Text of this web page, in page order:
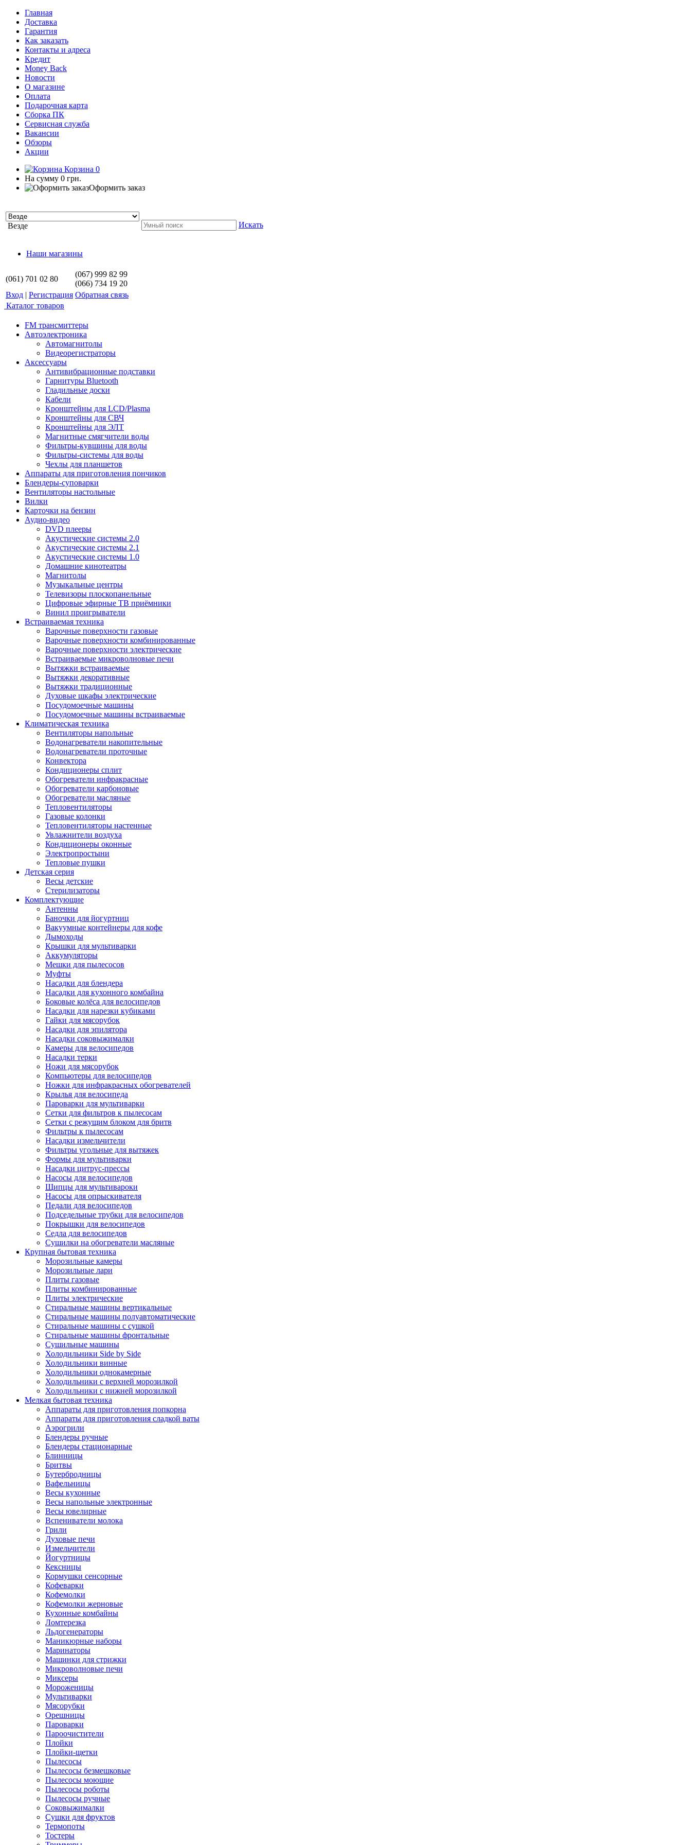
Главная
Доставка
Гарантия
Как заказать
Контакты и адреса
Кредит
Money Back
Новости
О магазине
Оплата
Подарочная карта
Сборка ПК
Сервисная служба
Вакансии
Обзоры
Акции
Корзина 0
На сумму 0 грн.
Оформить заказ
Везде Искать
Наши магазины
(061) 701 02 80
(067) 999 82 99
(066) 734 19 20
Вход | Регистрация Обратная связь
Каталог товаров
FM трансмиттеры
Автоэлектроника
Автомагнитолы
Видеорегистраторы
Аксессуары
Антивибрационные подставки
Гарнитуры Bluetooth
Гладильные доски
Кабели
Кронштейны для LCD/Plasma
Кронштейны для СВЧ
Кронштейны для ЭЛТ
Магнитные смягчители воды
Фильтры-кувшины для воды
Фильтры-системы для воды
Чехлы для планшетов
Аппараты для приготовления пончиков
Блендеры-суповарки
Вентиляторы настольные
Вилки
Карточки на бензин
Аудио-видео
DVD плееры
Акустические системы 2.0
Акустические системы 2.1
Акустические системы 1.0
Домашние кинотеатры
Магнитолы
Музыкальные центры
Телевизоры плоскопанельные
Цифровые эфирные ТВ приёмники
Винил проигрыватели
Встраиваемая техника
Варочные поверхности газовые
Варочные поверхности комбинированные
Варочные поверхности электрические
Встраиваемые микроволновые печи
Вытяжки встраиваемые
Вытяжки декоративные
Вытяжки традиционные
Духовые шкафы электрические
Посудомоечные машины
Посудомоечные машины встраиваемые
Климатическая техника
Вентиляторы напольные
Водонагреватели накопительные
Водонагреватели проточные
Конвектора
Кондиционеры сплит
Обогреватели инфракрасные
Обогреватели карбоновые
Обогреватели масляные
Тепловентиляторы
Газовые колонки
Тепловентиляторы настенные
Увлажнители воздуха
Кондиционеры оконные
Электропростыни
Тепловые пушки
Детская серия
Весы детские
Стерилизаторы
Комплектующие
Антенны
Баночки для йогуртниц
Вакуумные контейнеры для кофе
Дымоходы
Крышки для мультиварки
Аккумуляторы
Мешки для пылесосов
Муфты
Насадки для блендера
Насадки для кухонного комбайна
Боковые колёса для велосипедов
Насадки для нарезки кубиками
Гайки для мясорубок
Насадки для эпилятора
Насадки соковыжималки
Камеры для велосипедов
Насадки терки
Ножи для мясорубок
Компьютеры для велосипедов
Ножки для инфракрасных обогревателей
Крылья для велосипеда
Пароварки для мультиварки
Сетки для фильтров к пылесосам
Сетки с режущим блоком для бритв
Фильтры к пылесосам
Насадки измельчители
Фильтры угольные для вытяжек
Формы для мультиварки
Насадки цитрус-прессы
Насосы для велосипедов
Щипцы для мультивароки
Насосы для опрыскивателя
Педали для велосипедов
Подседельные трубки для велосипедов
Покрышки для велосипедов
Седла для велосипедов
Сушилки на обогреватели масляные
Крупная бытовая техника
Морозильные камеры
Морозильные лари
Плиты газовые
Плиты комбинированные
Плиты электрические
Стиральные машины вертикальные
Стиральные машины полуавтоматические
Стиральные машины с сушкой
Стиральные машины фронтальные
Сушильные машины
Холодильники Side by Side
Холодильники винные
Холодильники однокамерные
Холодильники с верхней морозилкой
Холодильники с нижней морозилкой
Мелкая бытовая техника
Аппараты для приготовления попкорна
Аппараты для приготовления сладкой ваты
Аэрогрили
Блендеры ручные
Блендеры стационарные
Блинницы
Бритвы
Бутербродницы
Вафельницы
Весы кухонные
Весы напольные электронные
Весы ювелирные
Вспениватели молока
Грили
Духовые печи
Измельчители
Йогуртницы
Кексницы
Кормушки сенсорные
Кофеварки
Кофемолки
Кофемолки жерновые
Кухонные комбайны
Ломтерезка
Льдогенераторы
Маникюрные наборы
Маринаторы
Машинки для стрижки
Микроволновые печи
Миксеры
Мороженицы
Мультиварки
Мясорубки
Орешницы
Пароварки
Пароочистители
Плойки
Плойки-щетки
Пылесосы
Пылесосы безмешковые
Пылесосы моющие
Пылесосы роботы
Пылесосы ручные
Соковыжималки
Сушки для фруктов
Термопоты
Тостеры